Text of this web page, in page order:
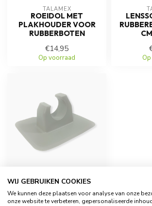
TALAMEX
ROEIDOL MET
PLAKHOUDER VOOR
RUBBERBOTEN
€14,95
Op voorraad
TALAMEX
PEDDEL HOUDER
(PLAK) VOOR
WIJ GEBRUIKEN COOKIES
We kunnen deze plaatsen voor analyse van onze
onze website te verbeteren, gepersonaliseerde